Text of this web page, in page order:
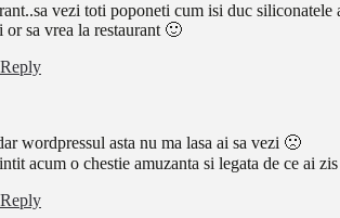
vezi toti poponeti cum isi duc
sa vrea la restaurant 🙂
Reply
wordpressul asta nu ma lasa ai sa vezi 🙁
acum o chestie amuzanta si legata de ce ai
Reply